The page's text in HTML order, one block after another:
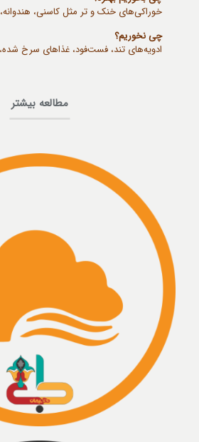
خوراکی‌های خنک و تر مثل کاسنی،
چی نخوریم؟
ادویه‌های تند، فست‌فود، غذاهای سرخ
مطالعه بیشتر